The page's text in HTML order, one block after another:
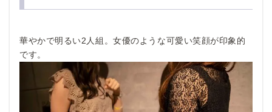
華やかで明るい2人組。女優のような可愛い笑顔が印象的
です。